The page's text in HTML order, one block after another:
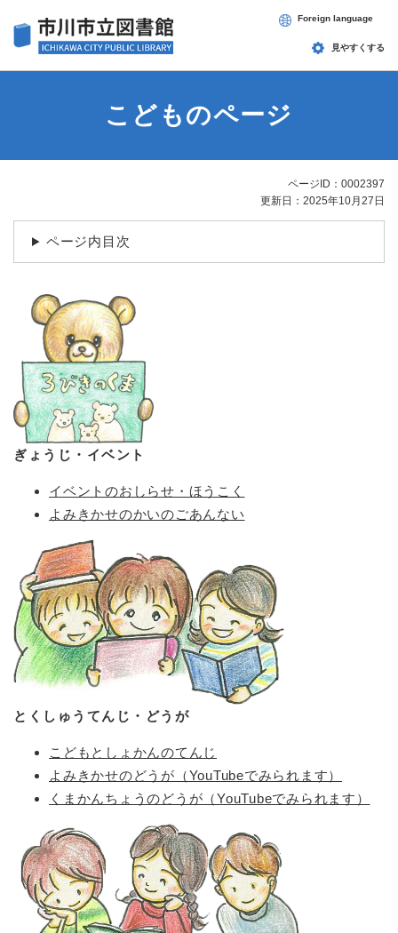
。
見やすくする
Foreign language
こどものページ
ページID：0002397
更新日：2025年10月27日
ページ内目次
ぎょうじ・イベント
イベントのおしらせ・ほうこく
よみきかせのかいのごあんない
とくしゅうてんじ・どうが
こどもとしょかんのてんじ
よみきかせのどうが（YouTubeでみられます）
くまかんちょうのどうが（YouTubeでみられます）